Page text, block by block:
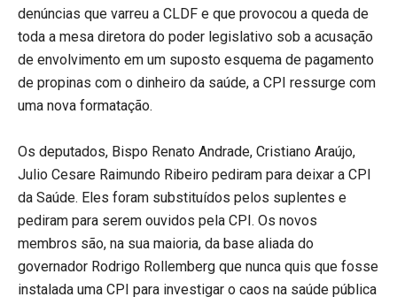
denúncias que varreu a CLDF e que provocou a queda de
toda a mesa diretora do poder legislativo sob a acusação
de envolvimento em um suposto esquema de pagamento
de propinas com o dinheiro da saúde, a CPI ressurge com
uma nova formatação.
Os deputados, Bispo Renato Andrade, Cristiano Araújo,
Julio Cesare Raimundo Ribeiro pediram para deixar a CPI
da Saúde. Eles foram substituídos pelos suplentes e
pediram para serem ouvidos pela CPI. Os novos
membros são, na sua maioria, da base aliada do
governador Rodrigo Rollemberg que nunca quis que fosse
instalada uma CPI para investigar o caos na saúde pública